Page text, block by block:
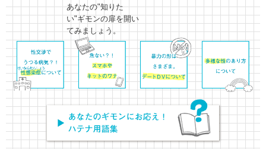
あなたの"知りた
い"ギモンの扉を開い
てみましょう。